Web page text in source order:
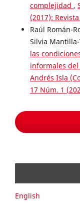
complejidad ,
(2017):
Raúl Román-
Silvia
las
informales del
Andrés Isla
17 Núm. 1
English